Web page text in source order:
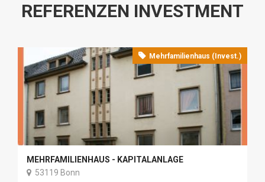
REFERENZEN INVESTMENT
MEHRFAMILIENHAUS - KAPITALANLAGE
53119 Bonn
Mehrfamilienhaus (Invest.)